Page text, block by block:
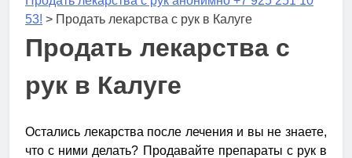
53! > Продать лекарства с рук в Калуге
Продать лекарства с
рук в Калуге
Остались лекарства после лечения и вы не знаете,
что с ними делать? Продавайте препараты с рук в